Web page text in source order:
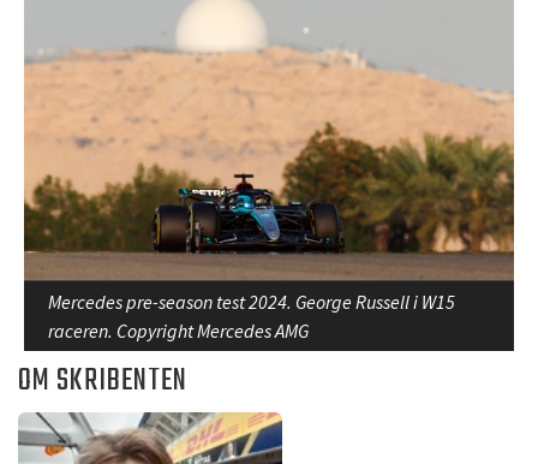
Mercedes pre-season test 2024. George Russell i W15
raceren. Copyright Mercedes AMG
OM SKRIBENTEN